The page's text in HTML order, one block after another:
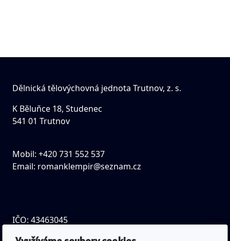
Dělnická tělovýchovná jednota Trutnov, z. s.
K Běluňce 18, Studenec
541 01 Trutnov
Mobil: +420 731 552 537
Email: romanklempir@seznam.cz
IČO: 43463045